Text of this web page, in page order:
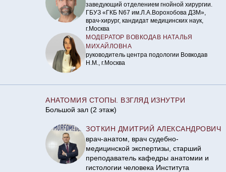
заведующий отделением гнойной хирургии.
ГБУЗ «ГКБ N67 им.Л.А.Ворохобова ДЗМ»,
врач-хирург, кандидат медицинских наук,
г.Москва
МОДЕРАТОР ВОВКОДАВ НАТАЛЬЯ
МИХАЙЛОВНА
руководитель центра подологии Вовкодав
Н.М., г.Москва
АНАТОМИЯ СТОПЫ. ВЗГЛЯД ИЗНУТРИ
Большой зал (2 этаж)
ЗОТКИН ДМИТРИЙ АЛЕКСАНДРОВИЧ
врач-анатом, врач судебно-
медицинской экспертизы, старший
преподаватель кафедры анатомии и
гистологии человека Института